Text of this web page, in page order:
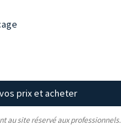
prix et acheter
au site réservé aux professionnels.